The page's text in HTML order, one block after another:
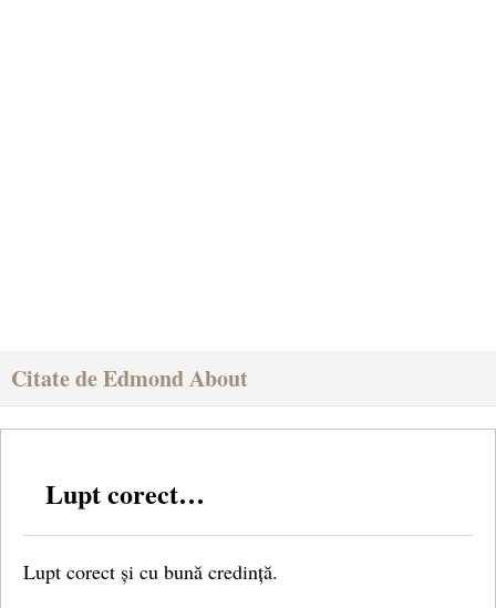
Citate de Edmond About
Lupt corect…
Lupt corect și cu bună credință.